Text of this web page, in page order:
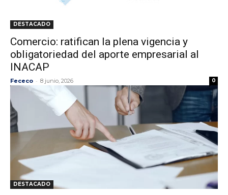
DESTACADO
Comercio: ratifican la plena vigencia y
obligatoriedad del aporte empresarial al
INACAP
Fececo - 8 junio, 2026 0
DESTACADO